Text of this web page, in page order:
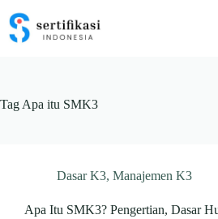
content
Tag Apa itu SMK3
Dasar K3, Manajemen K3
Apa Itu SMK3? Pengertian, Dasar